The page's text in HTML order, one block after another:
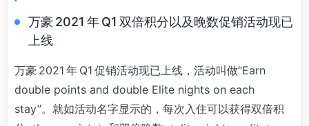
万豪 2021 年 Q1 双倍积分以及晚数促销活动现已
上线
万豪 2021 年 Q1 促销活动现已上线，活动叫做“Earn
double points and double Elite nights on each
stay”。就如活动名字显示的，每次入住可以获得双倍积